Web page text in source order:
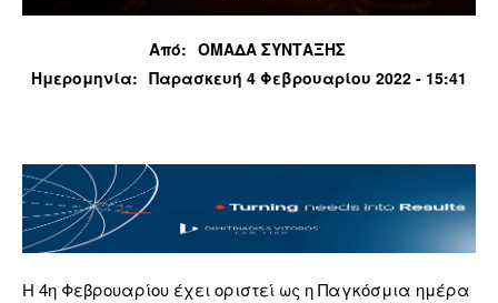
Από: ΟΜΑΔΑ ΣΥΝΤΑΞΗΣ
Ημερομηνία: Παρασκευή 4 Φεβρουαρίου 2022 - 15:41
Η 4η Φεβρουαρίου έχει οριστεί ως η Παγκόσμια ημέρα